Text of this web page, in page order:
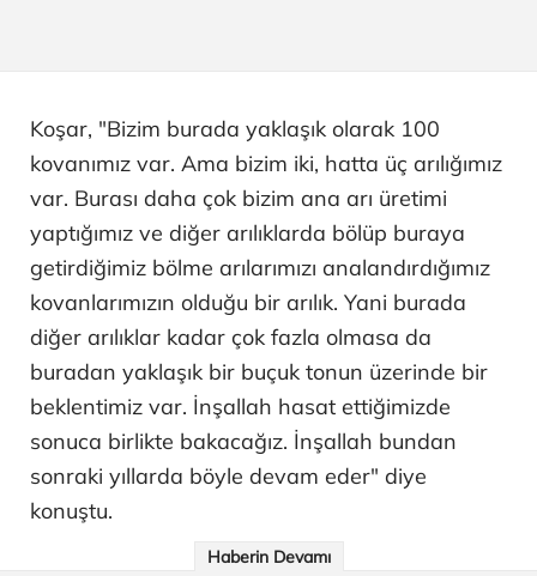
Koşar, "Bizim burada yaklaşık olarak 100
kovanımız var. Ama bizim iki, hatta üç arılığımız
var. Burası daha çok bizim ana arı üretimi
yaptığımız ve diğer arılıklarda bölüp buraya
getirdiğimiz bölme arılarımızı analandırdığımız
kovanlarımızın olduğu bir arılık. Yani burada
diğer arılıklar kadar çok fazla olmasa da
buradan yaklaşık bir buçuk tonun üzerinde bir
beklentimiz var. İnşallah hasat ettiğimizde
sonuca birlikte bakacağız. İnşallah bundan
sonraki yıllarda böyle devam eder" diye
konuştu.
Haberin Devamı